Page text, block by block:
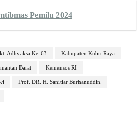
Pemilu 2024
Adhyaksa Ke-63 Kabupaten Kubu Raya
Barat Kemensos RI
Prof. DR. H. Sanitiar Burhanuddin